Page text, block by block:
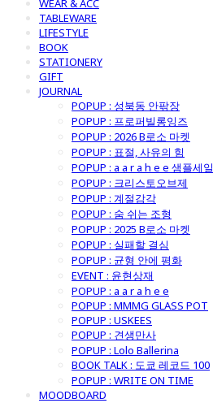
WEAR & ACC
TABLEWARE
LIFESTYLE
BOOK
STATIONERY
GIFT
JOURNAL
POPUP : 성북동 안팎장
POPUP : 프로퍼빌롱잉즈
POPUP : 2026 B로소 마켓
POPUP : 표절, 사유의 힘
POPUP : a a r a h e e 샘플세일
POPUP : 크리스토오브제
POPUP : 계절감각
POPUP : 숨 쉬는 조형
POPUP : 2025 B로소 마켓
POPUP : 실패할 결심
POPUP : 균형 안에 평화
EVENT : 윤현상재
POPUP : a a r a h e e
POPUP : MMMG GLASS POT
POPUP : USKEES
POPUP : 견생만사
POPUP : Lolo Ballerina
BOOK TALK : 도쿄 레코드 100
POPUP : WRITE ON TIME
MOODBOARD